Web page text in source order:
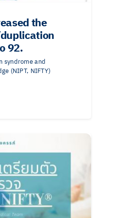
the
92.
syndrome and
(NIPT, NIFTY)